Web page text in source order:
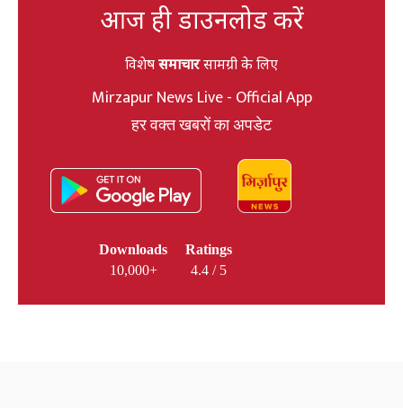
आज ही डाउनलोड करें
विशेषसमाचारसामग्री के लिए
Mirzapur News Live - Official App
हर वक्त खबरों का अपडेट
Downloads
10,000+
Ratings
4.4 / 5